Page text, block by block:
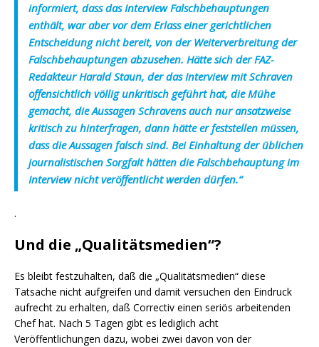
informiert, dass das Interview Falschbehauptungen
enthält, war aber vor dem Erlass einer gerichtlichen
Entscheidung nicht bereit, von der Weiterverbreitung der
Falschbehauptungen abzusehen. Hätte sich der FAZ-
Redakteur Harald Staun, der das Interview mit Schraven
offensichtlich völlig unkritisch geführt hat, die Mühe
gemacht, die Aussagen Schravens auch nur ansatzweise
kritisch zu hinterfragen, dann hätte er feststellen müssen,
dass die Aussagen falsch sind. Bei Einhaltung der üblichen
journalistischen Sorgfalt hätten die Falschbehauptung im
Interview nicht veröffentlicht werden dürfen.“
.
Und die „Qualitätsmedien“?
Es bleibt festzuhalten, daß die „Qualitätsmedien“ diese
Tatsache nicht aufgreifen und damit versuchen den Eindruck
aufrecht zu erhalten, daß Correctiv einen seriös arbeitenden
Chef hat. Nach 5 Tagen gibt es lediglich acht
Veröffentlichungen dazu, wobei zwei davon von der